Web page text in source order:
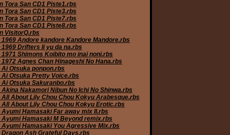
Tora San CD1 Piste1.rbs
Tora San CD1 Piste3.rbs
Tora San CD1 Piste7.rbs
Tora San CD1 Piste8.rbs
VisitorQ.rbs
1969 Andore kandore Kandore Mandore.rbs
1969 Drifters Ii yu da na.rbs
1971 Shimons Koibito mo inai noni.rbs
1972 Agnes Chan Hinageshi No Hana.rbs
Ai Otsuka ponpon.rbs
Ai Otsuka Pretty Voice.rbs
Ai Otsuka Sakuranbo.rbs
Akina Nakamori Nibun No Ichi No Shinwa.rbs
All About Lily Chou Chou Kokyu Arabesque.rbs
All About Lily Chou Chou Kokyu Erotic.rbs
Ayumi Hamasaki Far away mix II.rbs
Ayumi Hamasaki M Beyond remix.rbs
Ayumi Hamasaki You Agressive Mix.rbs
Dragon Ash Grateful Days.rbs